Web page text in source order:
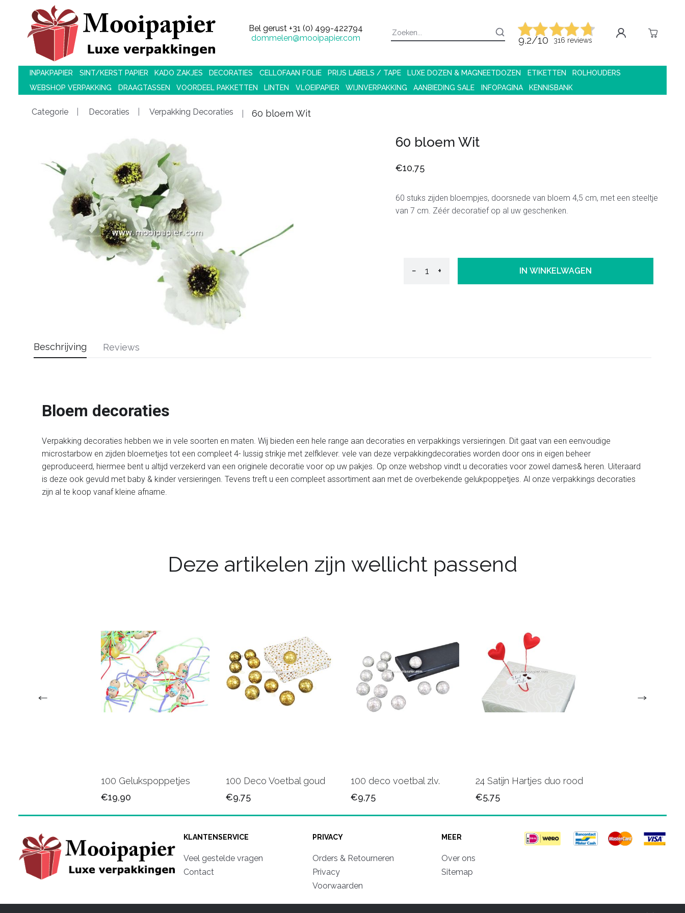
Bel gerust +31 (0) 499-422794
dommelen@mooipapier.com
9.2/10 316 reviews
INPAKPAPIER SINT/KERST PAPIER KADO ZAKJES DECORATIES CELLOFAAN FOLIE PRIJS LABELS / TAPE LUXE DOZEN & MAGNEETDOZEN ETIKETTEN
ROLHOUDERS
WEBSHOP VERPAKKING
DRAAGTASSEN VOORDEEL PAKKETTEN LINTEN VLOEIPAPIER WIJNVERPAKKING AANBIEDING SALE INFOPAGINA KENNISBANK
Categorie Decoraties Verpakking Decoraties 60 bloem Wit
60 bloem Wit
€10,75
60 stuks zijden bloempjes, doorsnede van bloem 4,5 cm, met een steeltje
van 7 cm. Zéér decoratief op al uw geschenken.
− + IN WINKELWAGEN
Beschrijving
Bloem decoraties
Verpakking decoraties hebben we in vele soorten en maten. Wij bieden een hele range aan decoraties en verpakkings versieringen. Dit gaat van een eenvoudige
microstarbow en zijden bloemetjes tot een compleet 4- lussig strikje met zelfklever. vele van deze verpakkingdecoraties worden door ons in eigen beheer
geproduceerd, hiermee bent u altijd verzekerd van een originele decoratie voor op uw pakjes. Op onze webshop vindt u decoraties voor zowel dames& heren. Uiteraard
is deze ook gevuld met baby & kinder versieringen. Tevens treft u een compleet assortiment aan met de overbekende gelukpoppetjes. Al onze verpakkings decoraties
zijn al te koop vanaf kleine afname.
Reviews
Deze artikelen zijn wellicht passend
100 Gelukspoppetjes
€19,90
100 Deco Voetbal goud
€9,75
100 deco voetbal zlv.
€9,75
24 Satijn Hartjes duo rood
€5,75
KLANTENSERVICE
Veel gestelde vragen
Contact
PRIVACY
Orders & Retourneren
Privacy
Voorwaarden
MEER
Over ons
Sitemap